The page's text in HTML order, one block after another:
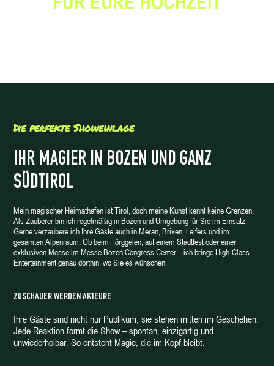
Die perfekte Showeinlage
IHR MAGIER IN BOZEN UND GANZ
SÜDTIROL
Mein magischer Heimathafen ist Tirol, doch meine Kunst kennt keine Grenzen.
Als Zauberer bin ich regelmäßig in Bozen und Umgebung für Sie im Einsatz.
Gerne verzaubere ich Ihre Gäste auch in Meran, Brixen, Leifers und im
gesamten Alpenraum. Ob beim Törggelen, auf einem Stadtfest oder einer
exklusiven Messe im Messe Bozen Congress Center – ich bringe High-Class-
Entertainment genau dorthin, wo Sie es wünschen.
ZUSCHAUER WERDEN AKTEURE
Ihre Gäste sind nicht nur Publikum, sie stehen mitten im Geschehen.
Jede Reaktion formt die Show – spontan, einzigartig und
unwiederholbar. So entsteht Magie, die im Kopf bleibt.